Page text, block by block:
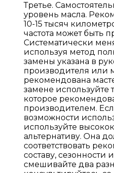
Третье.
уровень масла.
10-15 тысяч
частота может быть
Систематически
используя метод
замены указана в
производителя или
рекомендована
замене используйте
которое
производителем.
возможности
используйте
альтернативу. Она
соответствовать
составу, сезонности
смешивайте два